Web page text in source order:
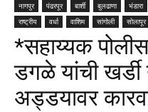
नागपुर
पंढरपूर बार्शी बुलढाणा भंडारा
राष्ट्रीय
वर्धा वाशिम सांगोली
*सहाय्यक
डगळे यांची
अड्डयावर